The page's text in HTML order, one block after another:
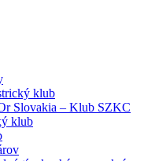
klub
Slovakia – Klub SZKC
klub